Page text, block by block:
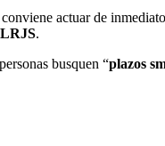
actuar de
.
busquen “plazos